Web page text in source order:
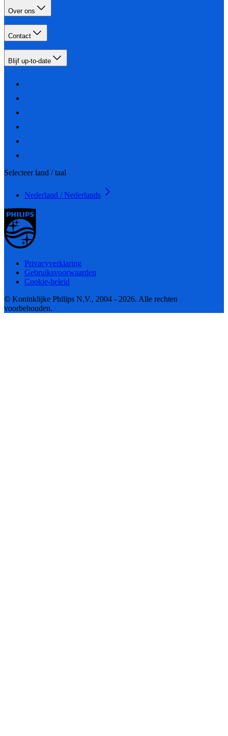
Over ons
Contact
Blijf up-to-date
Selecteer land / taal
Nederland / Nederlands
Privacyverklaring
Gebruiksvoorwaarden
Cookie-beleid
© Koninklijke Philips N.V., 2004 - 2026. Alle rechten
voorbehouden.